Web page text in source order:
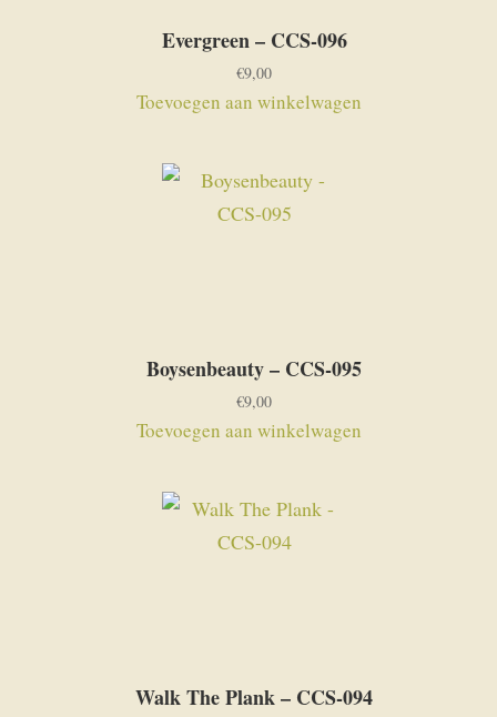
Evergreen – CCS-096
€9,00
Toevoegen aan winkelwagen
Boysenbeauty – CCS-095
€9,00
Toevoegen aan winkelwagen
Walk The Plank – CCS-094